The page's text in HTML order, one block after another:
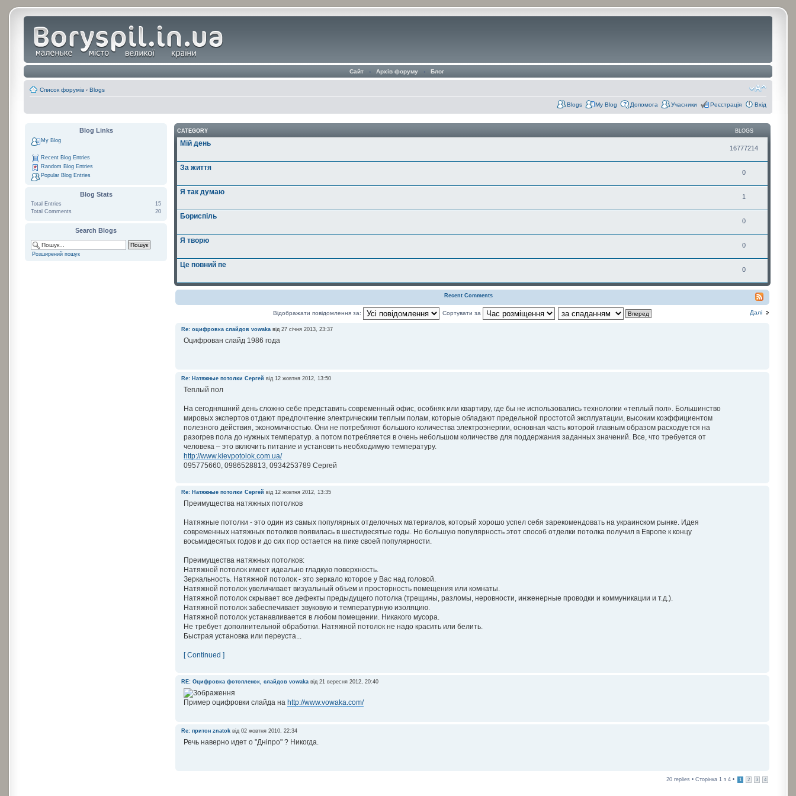
Сайт ‹ Архів форуму ‹ Блог
Список форумів ‹ Blogs
Blogs My Blog Допомога Учасники Реєстрація Вхід
Blog Links
My Blog
Recent Blog Entries
Random Blog Entries
Popular Blog Entries
Blog Stats
15
Total Entries
20
Total Comments
Search Blogs
Розширений пошук
CATEGORY BLOGS
Мій день
16777214
За життя
0
Я так думаю
1
Бориспіль
0
Я творю
0
Це повний пе
0
Recent Comments
Далі
Відображати повідомлення за: Сортувати за
Re: оцифровка слайдов vowaka від 27 січня 2013, 23:37
Оцифрован слайд 1986 года
Re: Натяжные потолки Сергей від 12 жовтня 2012, 13:50
Теплый пол
На сегодняшний день сложно себе представить современный офис, особняк или квартиру, где бы не использовались технологии «теплый пол». Большинство
мировых экспертов отдают предпочтение электрическим теплым полам, которые обладают предельной простотой эксплуатации, высоким коэффициентом
полезного действия, экономичностью. Они не потребляют большого количества электроэнергии, основная часть которой главным образом расходуется на
разогрев пола до нужных температур. а потом потребляется в очень небольшом количестве для поддержания заданных значений. Все, что требуется от
человека – это включить питание и установить необходимую температуру.
http://www.kievpotolok.com.ua/
095775660, 0986528813, 0934253789 Сергей
Re: Натяжные потолки Сергей від 12 жовтня 2012, 13:35
Преимущества натяжных потолков
Натяжные потолки - это один из самых популярных отделочных материалов, который хорошо успел себя зарекомендовать на украинском рынке. Идея
современных натяжных потолков появилась в шестидесятые годы. Но большую популярность этот способ отделки потолка получил в Европе к концу
восьмидесятых годов и до сих пор остается на пике своей популярности.
Преимущества натяжных потолков:
Натяжной потолок имеет идеально гладкую поверхность.
Зеркальность. Натяжной потолок - это зеркало которое у Вас над головой.
Натяжной потолок увеличивает визуальный объем и просторность помещения или комнаты.
Натяжной потолок скрывает все дефекты предыдущего потолка (трещины, разломы, неровности, инженерные проводки и коммуникации и т.д.).
Натяжной потолок забеспечивает звуковую и температурную изоляцию.
Натяжной потолок устанавливается в любом помещении. Никакого мусора.
Не требует дополнительной обработки. Натяжной потолок не надо красить или белить.
Быстрая установка или переуста...
[ Continued ]
RE: Оцифровка фотопленок, слайдов vowaka від 21 вересня 2012, 20:40
Пример оцифровки слайда на http://www.vowaka.com/
Re: притон znatok від 02 жовтня 2010, 22:34
Речь наверно идет о "Дніпро" ? Никогда.
20 replies • Сторінка1 з4 • 1 2 3 4